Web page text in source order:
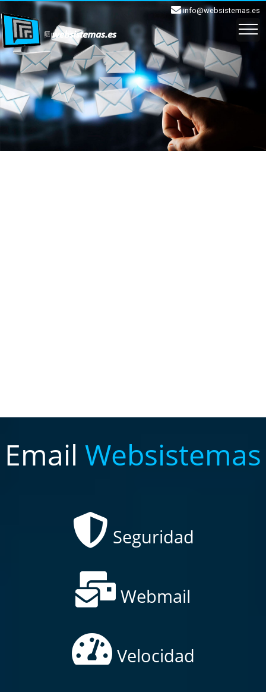
info@websistemas.es
INICIO
EMAIL
WEB
APLICACIONES
CLOUD
Email Websistemas
Seguridad
Webmail
Velocidad